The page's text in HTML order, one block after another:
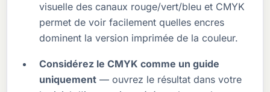
visuelle des canaux rouge/vert/bleu et CMYK
permet de voir facilement quelles encres
dominent la version imprimée de la couleur.
Considérez le CMYK comme un guide
uniquement— ouvrez le résultat dans votre